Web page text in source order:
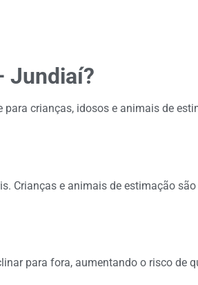
Jundiaí?
para crianças, idosos e animais de
Crianças e animais de estimação
para fora, aumentando o risco de